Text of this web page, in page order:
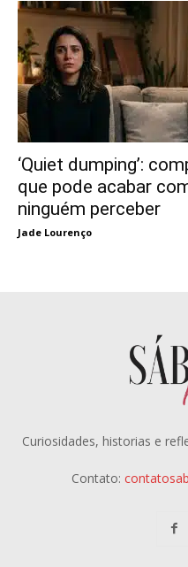
‘Quiet dumping’:
que pode acabar
ninguém perceber
Jade Lourenço
Curiosidades, historias e
Contato: